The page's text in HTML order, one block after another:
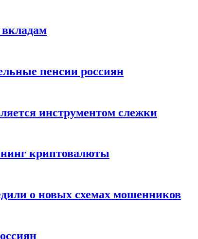
вкладам
пенсии россиян
инструментом слежки
криптовалюты
о новых схемах мошенников